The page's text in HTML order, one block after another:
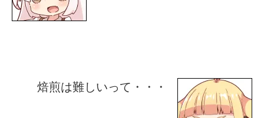
焙煎は難しいって・・・